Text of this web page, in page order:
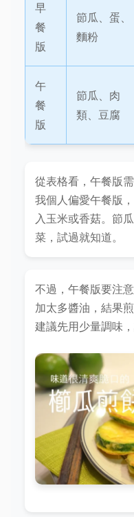
早
餐
版
節瓜、蛋、
麵粉
午
餐
版
節瓜、肉
類、豆腐
從表格看，午餐版
我個人偏愛午餐版
入玉米或香菇。節
菜，試過就知道。
不過，午餐版要注
加太多醬油，結果
建議先用少量調味